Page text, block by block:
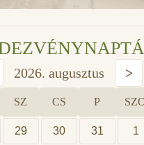
2026. augusztus >
SZ CS P
29 30 31 1